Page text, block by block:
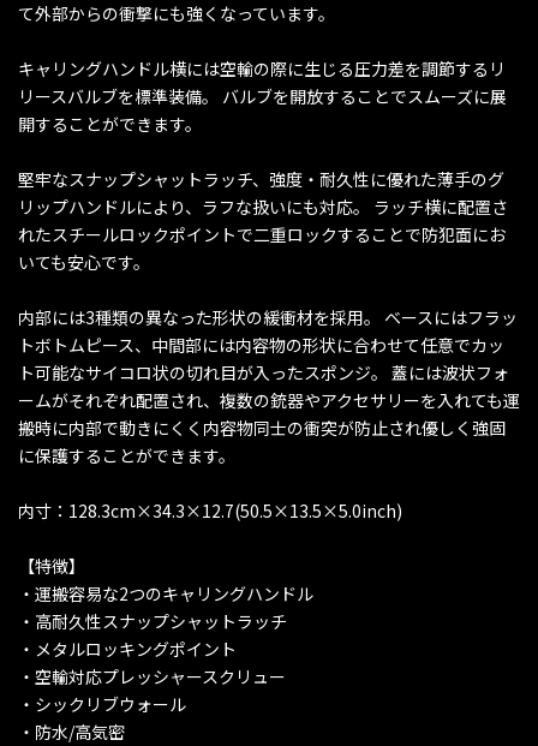
て外部からの衝撃にも強くなっています。
キャリングハンドル横には空輸の際に生じる圧力差を調節するリ
リースバルブを標準装備。 バルブを開放することでスムーズに展
開することができます。
堅牢なスナップシャットラッチ、強度・耐久性に優れた薄手のグ
リップハンドルにより、ラフな扱いにも対応。 ラッチ横に配置さ
れたスチールロックポイントで二重ロックすることで防犯面にお
いても安心です。
内部には3種類の異なった形状の緩衝材を採用。 ベースにはフラッ
トボトムピース、中間部には内容物の形状に合わせて任意でカッ
ト可能なサイコロ状の切れ目が入ったスポンジ。 蓋には波状フォ
ームがそれぞれ配置され、複数の銃器やアクセサリーを入れても運
搬時に内部で動きにくく内容物同士の衝突が防止され優しく強固
に保護することができます。
内寸：128.3cm×34.3×12.7(50.5×13.5×5.0inch)
【特徴】
・運搬容易な2つのキャリングハンドル
・高耐久性スナップシャットラッチ
・メタルロッキングポイント
・空輸対応プレッシャースクリュー
・シックリブウォール
・防水/高気密